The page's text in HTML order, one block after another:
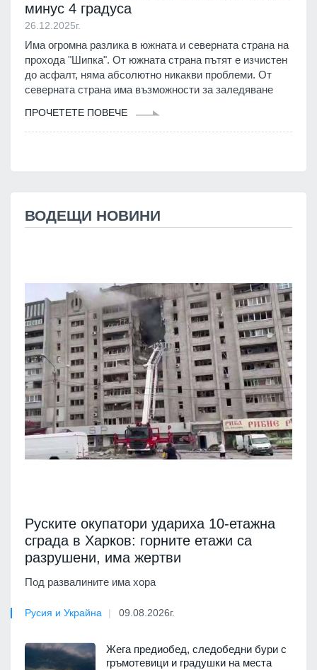
минус 4 градуса
26.12.2025г.
Има огромна разлика в южната и северната страна на
прохода "Шипка". От южната страна пътят е изчистен
до асфалт, няма абсолютно никакви проблеми. От
северната страна има възможности за заледяване
ПРОЧЕТЕТЕ ПОВЕЧЕ
ВОДЕЩИ НОВИНИ
Руските окупатори удариха 10-етажна
сграда в Харков: горните етажи са
разрушени, има жертви
Под развалините има хора
Русия и Украйна 09.08.2026г.
Жега предиобед, следобедни бури с
гръмотевици и градушки на места